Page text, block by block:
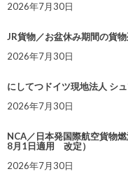
2026年7月30日
JR貨物／お盆休み期間の貨
2026年7月30日
にしてつドイツ現地法人 シ
2026年7月30日
NCA／日本発国際航空貨物
8月1日適用 改定）
2026年7月30日